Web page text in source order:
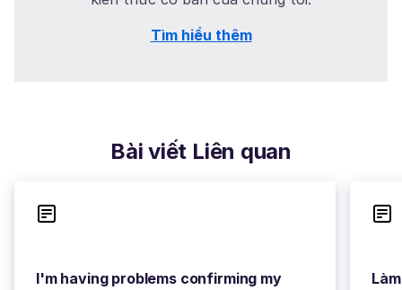
Tìm hiểu thêm
Bài viết Liên quan
I'm having problems confirming my